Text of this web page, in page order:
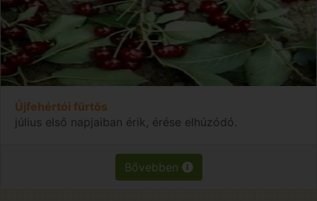
Újfehértói fürtös
július első napjaiban érik, érése elhúzódó.
Bővebben